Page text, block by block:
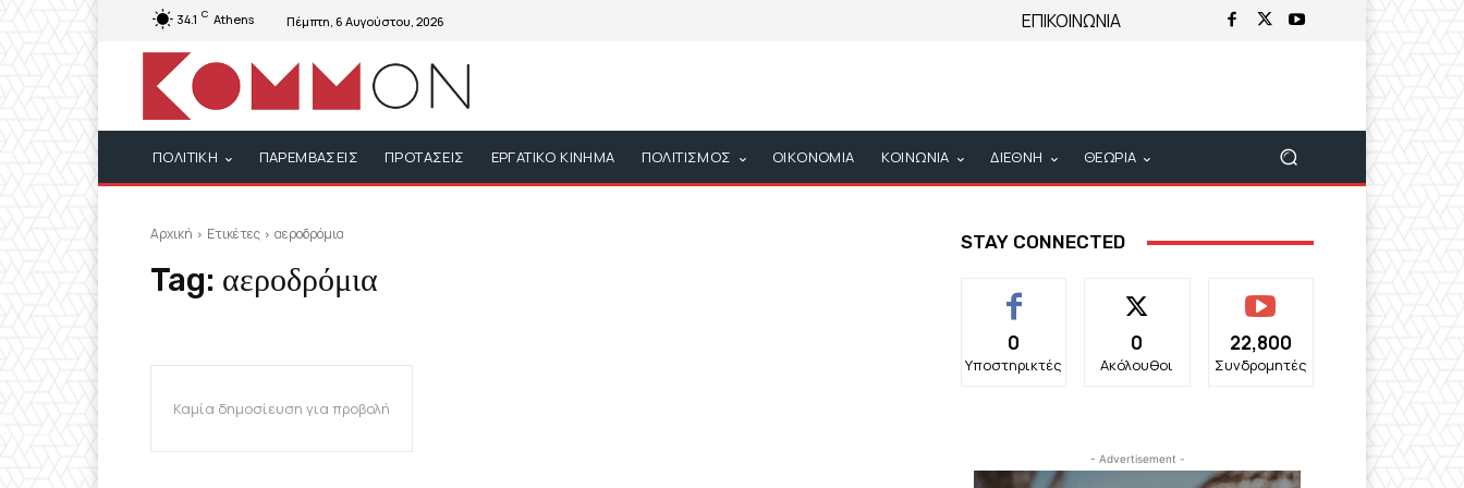
34.1 C Athens Πέμπτη, 6 Αυγούστου, 2026 ΕΠΙΚΟΙΝΩΝΙΑ
ΠΟΛΙΤΙΚΗ ΠΑΡΕΜΒΑΣΕΙΣ ΠΡΟΤΑΣΕΙΣ ΕΡΓΑΤΙΚΟ ΚΙΝΗΜΑ ΠΟΛΙΤΙΣΜΟΣ ΟΙΚΟΝΟΜΙΑ ΚΟΙΝΩΝΙΑ ΔΙΕΘΝΗ ΘΕΩΡΙΑ
Αρχική Ετικέτες αεροδρόμια
Tag: αεροδρόμια
Καμία δημοσίευση για προβολή
STAY CONNECTED
0
Υποστηρικτές
0
Ακόλουθοι
22,800
Συνδρομητές
- Advertisement -